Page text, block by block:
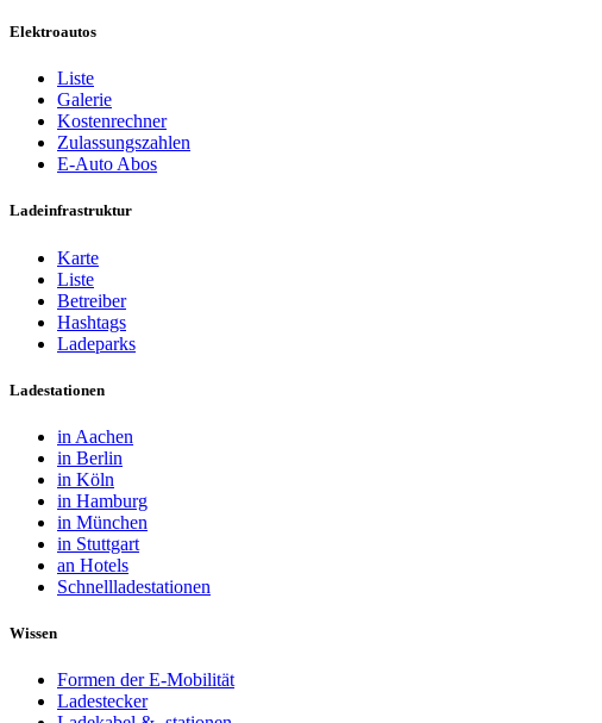
Elektroautos
Liste
Galerie
Kostenrechner
Zulassungszahlen
E-Auto Abos
Ladeinfrastruktur
Karte
Liste
Betreiber
Hashtags
Ladeparks
Ladestationen
in Aachen
in Berlin
in Köln
in Hamburg
in München
in Stuttgart
an Hotels
Schnellladestationen
Wissen
Formen der E-Mobilität
Ladestecker